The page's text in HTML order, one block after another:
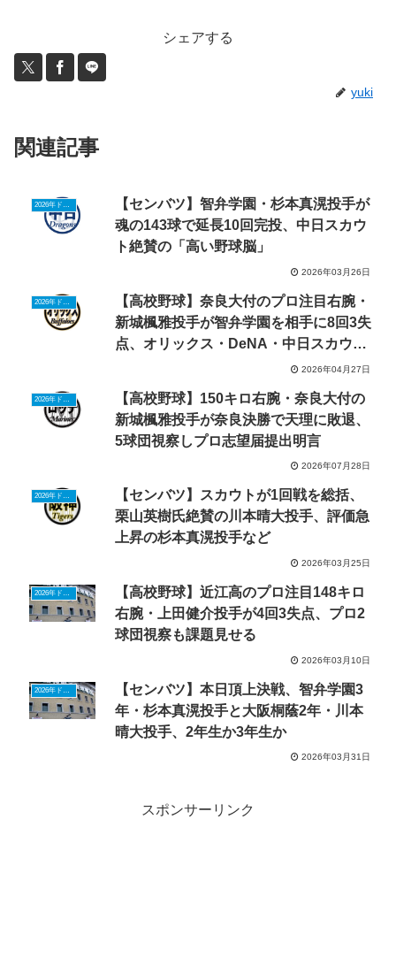
シェアする
yuki
関連記事
2026年ドラフトニュース
【センバツ】智弁学園・杉本真滉投手が
魂の143球で延長10回完投、中日スカウ
ト絶賛の「高い野球脳」
2026年03月26日
2026年ドラフトニュース
【高校野球】奈良大付のプロ注目右腕・
新城楓雅投手が智弁学園を相手に8回3失
点、オリックス・DeNA・中日スカウト
2026年04月27日
【高校野球】150キロ右腕・奈良大付の
新城楓雅投手が奈良決勝で天理に敗退、
5球団視察しプロ志望届提出明言
2026年07月28日
2026年ドラフトニュース
【センバツ】スカウトが1回戦を総括、
栗山英樹氏絶賛の川本晴大投手、評価急
上昇の杉本真滉投手など
2026年03月25日
2026年ドラフトニュース
【高校野球】近江高のプロ注目148キロ
右腕・上田健介投手が4回3失点、プロ2
球団視察も課題見せる
2026年03月10日
【センバツ】本日頂上決戦、智弁学園3
年・杉本真滉投手と大阪桐蔭2年・川本
晴大投手、2年生か3年生か
2026年03月31日
スポンサーリンク